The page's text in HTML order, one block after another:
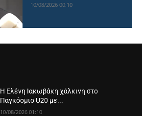
10/08/2026 00:10
Η Ελένη Ιακωβάκη χάλκινη στο
Παγκόσμιο U20 με...
10/08/2026 01:10